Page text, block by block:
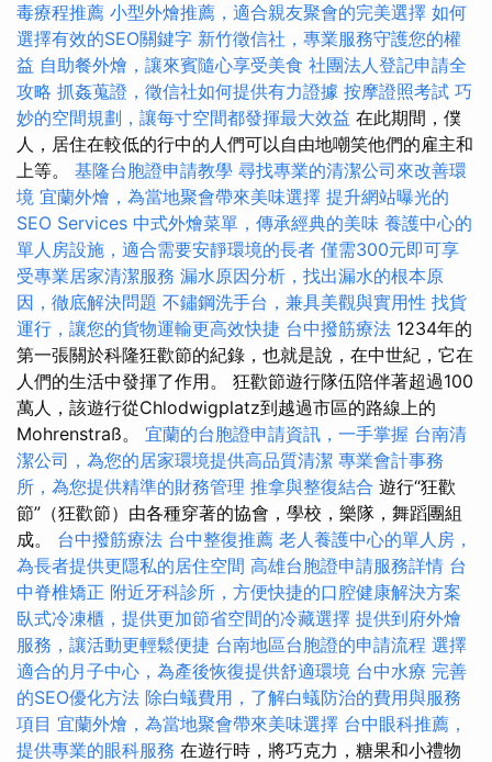
毒療程推薦 小型外燴推薦，適合親友聚會的完美選擇 如何
選擇有效的SEO關鍵字 新竹徵信社，專業服務守護您的權
益 自助餐外燴，讓來賓隨心享受美食 社團法人登記申請全
攻略 抓姦蒐證，徵信社如何提供有力證據 按摩證照考試 巧
妙的空間規劃，讓每寸空間都發揮最大效益 在此期間，僕
人，居住在較低的行中的人們可以自由地嘲笑他們的雇主和
上等。 基隆台胞證申請教學 尋找專業的清潔公司來改善環
境 宜蘭外燴，為當地聚會帶來美味選擇 提升網站曝光的
SEO Services 中式外燴菜單，傳承經典的美味 養護中心的
單人房設施，適合需要安靜環境的長者 僅需300元即可享
受專業居家清潔服務 漏水原因分析，找出漏水的根本原
因，徹底解決問題 不鏽鋼洗手台，兼具美觀與實用性 找貨
運行，讓您的貨物運輸更高效快捷 台中撥筋療法 1234年的
第一張關於科隆狂歡節的紀錄，也就是說，在中世紀，它在
人們的生活中發揮了作用。 狂歡節遊行隊伍陪伴著超過100
萬人，該遊行從Chlodwigplatz到越過市區的路線上的
Mohrenstraß。 宜蘭的台胞證申請資訊，一手掌握 台南清
潔公司，為您的居家環境提供高品質清潔 專業會計事務
所，為您提供精準的財務管理 推拿與整復結合 遊行“狂歡
節”（狂歡節）由各種穿著的協會，學校，樂隊，舞蹈團組
成。 台中撥筋療法 台中整復推薦 老人養護中心的單人房，
為長者提供更隱私的居住空間 高雄台胞證申請服務詳情 台
中脊椎矯正 附近牙科診所，方便快捷的口腔健康解決方案
臥式冷凍櫃，提供更加節省空間的冷藏選擇 提供到府外燴
服務，讓活動更輕鬆便捷 台南地區台胞證的申請流程 選擇
適合的月子中心，為產後恢復提供舒適環境 台中水療 完善
的SEO優化方法 除白蟻費用，了解白蟻防治的費用與服務
項目 宜蘭外燴，為當地聚會帶來美味選擇 台中眼科推薦，
提供專業的眼科服務 在遊行時，將巧克力，糖果和小禮物